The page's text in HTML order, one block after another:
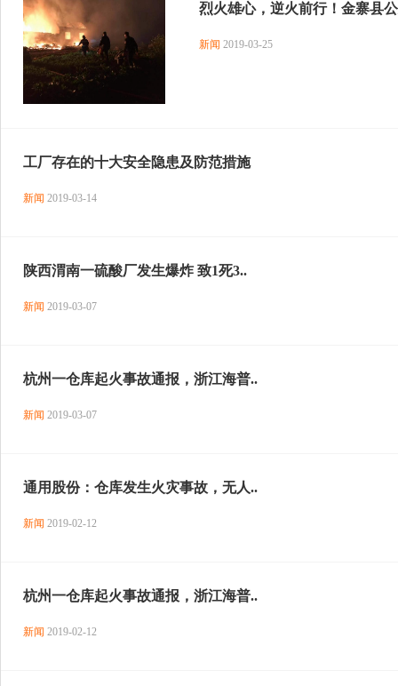
烈火雄心，逆火前行！金寨县
新闻 2019-03-25
工厂存在的十大安全隐患及防范措施
新闻 2019-03-14
陕西渭南一硫酸厂发生爆炸 致1死3..
新闻 2019-03-07
杭州一仓库起火事故通报，浙江海普..
新闻 2019-03-07
通用股份：仓库发生火灾事故，无人..
新闻 2019-02-12
杭州一仓库起火事故通报，浙江海普..
新闻 2019-02-12